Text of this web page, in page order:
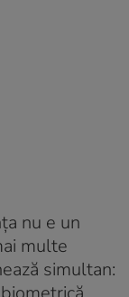
nu e un
multe
simultan: